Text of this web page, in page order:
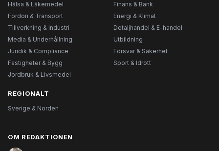
Hälsa & Läkemedel
Finans & Bank
Fordon & Transport
Energi & Klimat
Tillverkning & Industri
Detaljhandel & E-handel
Media & Underhållning
Utbildning
Juridik & Compliance
Försvar & Säkerhet
Fastigheter & Bygg
Sport & Idrott
Jordbruk & Livsmedel
REGIONALT
Sverige & Norden
OM REDAKTIONEN